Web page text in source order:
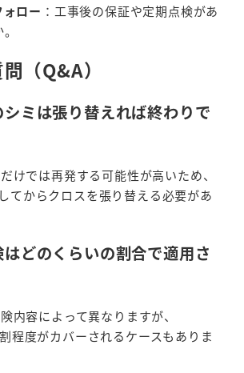
ロー ：工事後の保証や定期点検があ
（Q&A）
ミは張り替えれば終わりで
けでは再発する可能性が高いため、
てからクロスを張り替える必要があ
どのくらいの割合で適用さ
内容によって異なりますが、
程度がカバーされるケースもありま